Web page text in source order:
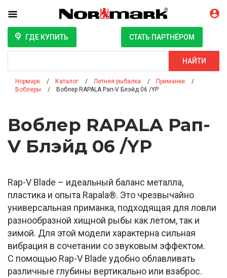
ГДЕ КУПИТЬ СТАТЬ ПАРТНЁРОМ
НАЙТИ
Нормарк Каталог Летняя рыбалка
Приманки
Воблеры
Воблер RAPALA Рап-V Блэйд 06 /YP
Воблер RAPALA Рап-
V Блэйд 06 /YP
Rap-V Blade – идеальный баланс металла,
пластика и опыта Rapala®. Это чрезвычайно
универсальная приманка, подходящая для ловли
разнообразной хищной рыбы как летом, так и
зимой. Для этой модели характерна сильная
вибрация в сочетании со звуковым эффектом.
С помощью Rap-V Blade удобно облавливать
различные глубины вертикально или взаброс.